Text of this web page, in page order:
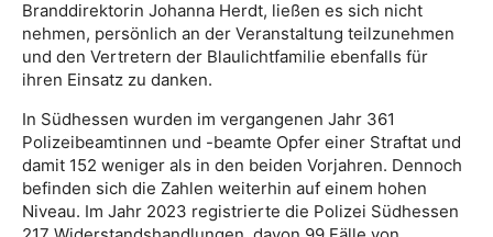
Branddirektorin Johanna Herdt, ließen es sich nicht
nehmen, persönlich an der Veranstaltung teilzunehmen
und den Vertretern der Blaulichtfamilie ebenfalls für
ihren Einsatz zu danken.
In Südhessen wurden im vergangenen Jahr 361
Polizeibeamtinnen und -beamte Opfer einer Straftat und
damit 152 weniger als in den beiden Vorjahren. Dennoch
befinden sich die Zahlen weiterhin auf einem hohen
Niveau. Im Jahr 2023 registrierte die Polizei Südhessen